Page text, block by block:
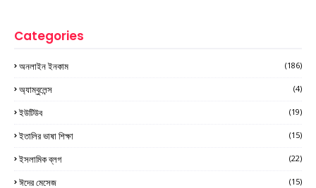
Categories
অনলাইন ইনকাম (186)
অ্যাম্বুলেন্স (4)
ইউটিউব (19)
ইতালির ভাষা শিক্ষা (15)
ইসলামিক ব্লগ (22)
ঈদের মেসেজ (15)